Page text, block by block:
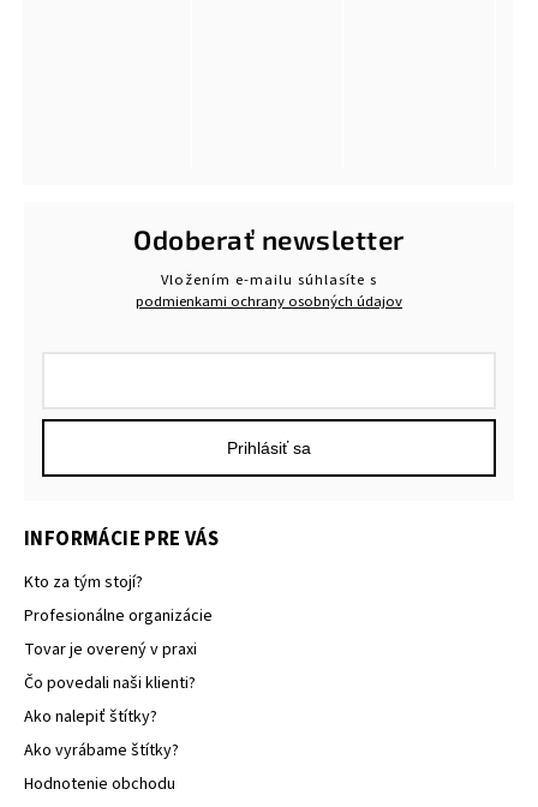
INFORMÁCIE PRE VÁS
Kto za tým stojí?
Profesionálne organizácie
Tovar je overený v praxi
Čo povedali naši klienti?
Ako nalepiť štítky?
Ako vyrábame štítky?
Hodnotenie obchodu
Odoberať newsletter
Vložením e-mailu súhlasíte s
podmienkami ochrany osobných údajov
Prihlásiť sa